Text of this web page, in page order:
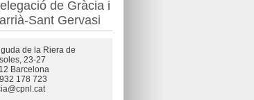
de Gràcia i
Sant Gervasi
de la Riera de
23-27
Barcelona
178 723